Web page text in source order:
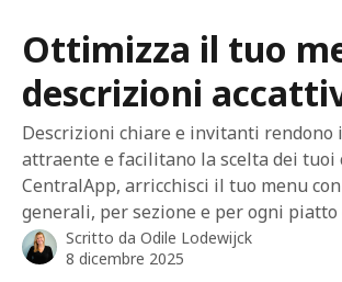
Ottimizza il tuo
descrizioni
Descrizioni chiare e invitanti rendono
attraente e facilitano la scelta dei tuoi
CentralApp, arricchisci il tuo menu
generali, per sezione e per ogni piatto
Scritto da Odile Lodewijck
8 dicembre 2025